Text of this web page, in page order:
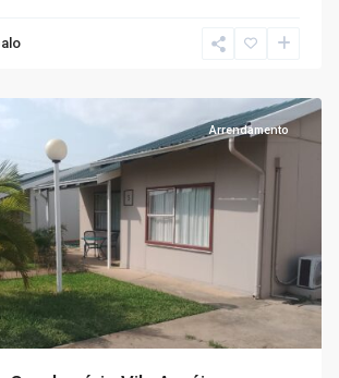
Arrendamento